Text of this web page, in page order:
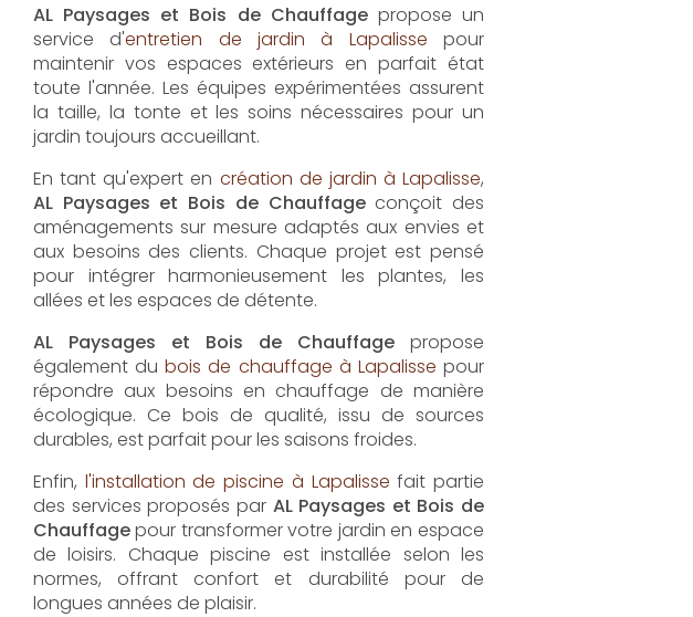
AL Paysages et Bois de Chauffagepropose un
service d'entretien de jardin à Lapalisse pour
maintenir vos espaces extérieurs en parfait état
toute l'année. Les équipes expérimentées assurent
la taille, la tonte et les soins nécessaires pour un
jardin toujours accueillant.
En tant qu'expert en création de jardin à Lapalisse,
AL Paysages et Bois de Chauffageconçoit des
aménagements sur mesure adaptés aux envies et
aux besoins des clients. Chaque projet est pensé
pour intégrer harmonieusement les plantes, les
allées et les espaces de détente.
AL Paysages et Bois de Chauffage propose
également dubois de chauffage à Lapalisse pour
répondre aux besoins en chauffage de manière
écologique. Ce bois de qualité, issu de sources
durables, est parfait pour les saisons froides.
Enfin, l'installation de piscine à Lapalisse fait partie
des services proposés par AL Paysages et Bois de
Chauffagepour transformer votre jardin en espace
de loisirs. Chaque piscine est installée selon les
normes, offrant confort et durabilité pour de
longues années de plaisir.